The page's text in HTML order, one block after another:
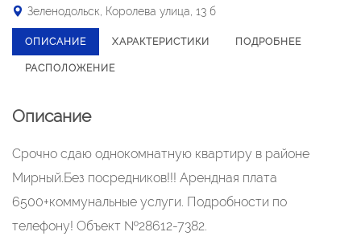
Зеленодольск, Королева улица, 13 б
ОПИСАНИЕ ХАРАКТЕРИСТИКИ ПОДРОБНЕЕ
РАСПОЛОЖЕНИЕ
Описание
Срочно сдаю однокомнатную квартиру в районе
Мирный.Без посредников!!! Арендная плата
6500+коммунальные услуги. Подробности по
телефону! Объект №28612-7382.